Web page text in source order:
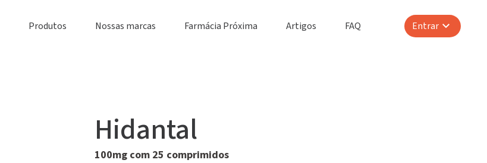
Produtos Nossas marcas Farmácia Próxima Artigos FAQ Entrar
Hidantal
100mg com 25 comprimidos